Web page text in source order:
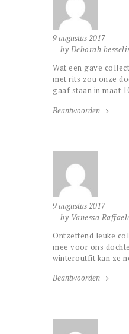
9 augustus 2017
by Deborah
Wat een gave
met rits zou onze
gaaf staan in maat
Beantwoorden
9 augustus 2017
by Vanessa
Ontzettend leuke
mee voor ons
winteroutfit kan ze
Beantwoorden